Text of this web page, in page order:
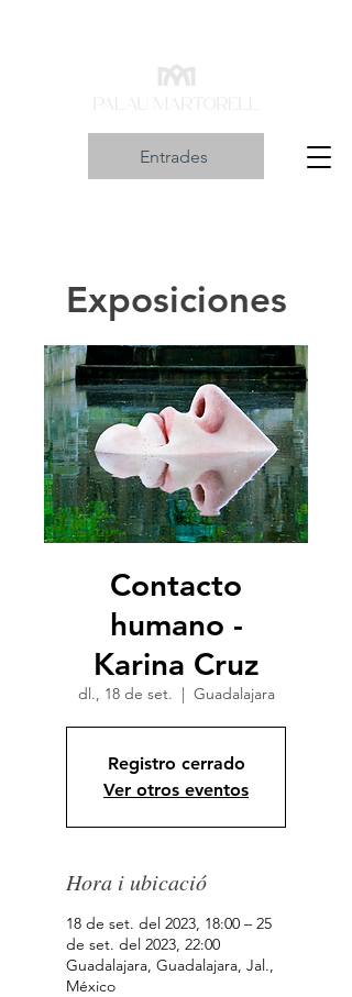
Entrades
Exposiciones
Contacto
humano -
Karina Cruz
dl., 18 de set.
  |
Guadalajara
Registro cerrado
Ver otros eventos
Hora i ubicació
18 de set. del 2023, 18:00 – 25
de set. del 2023, 22:00
Guadalajara, Guadalajara, Jal.,
México